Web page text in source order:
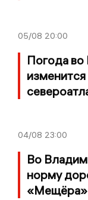
05/08 20:00
Погода
04/08 23:00
Во
норму
«Мещёра»